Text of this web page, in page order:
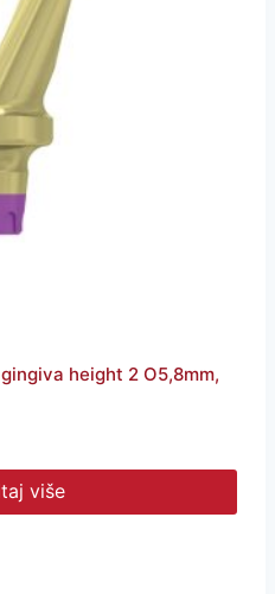
height 2 O5,8mm,
više